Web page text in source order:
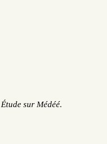
Étude sur Médéé.